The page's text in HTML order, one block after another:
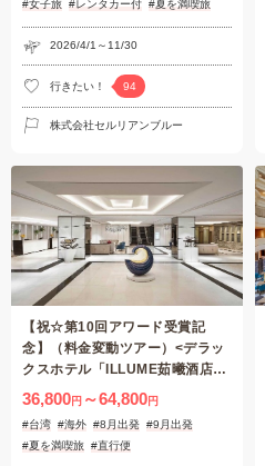
#女子旅 #レンタカー付 #夏を満喫旅
2026/4/1～11/30
行きたい！ 94
株式会社セルリアンブルー
【祝☆第10回アワード受賞記
念】（料金変動ツアー）<デラッ
クスホテル「ILLUME茹曦酒店
>【往復航空券+デラックスホテ
ル2泊（朝食付）】台湾・台北3
日間♪◎Peachで行く！台湾フリ
ープラン♪
36,800円 ～64,800円
#台湾 #海外 #8月出発 #9月出発
#夏を満喫旅 #直行便